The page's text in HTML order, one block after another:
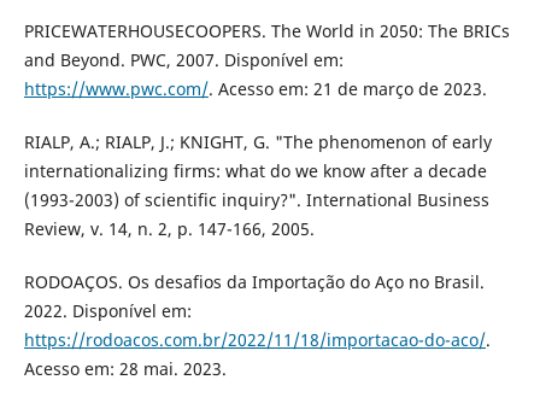
PRICEWATERHOUSECOOPERS. The World in 2050: The BRICs
and Beyond. PWC, 2007. Disponível em:
https://www.pwc.com/. Acesso em: 21 de março de 2023.
RIALP, A.; RIALP, J.; KNIGHT, G. "The phenomenon of early
internationalizing firms: what do we know after a decade
(1993-2003) of scientific inquiry?". International Business
Review, v. 14, n. 2, p. 147-166, 2005.
RODOAÇOS. Os desafios da Importação do Aço no Brasil.
2022. Disponível em:
https://rodoacos.com.br/2022/11/18/importacao-do-aco/.
Acesso em: 28 mai. 2023.